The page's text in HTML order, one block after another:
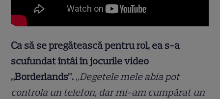
Ca să se pregătească pentru rol, ea s-a
scufundat întâi în jocurile video
„Borderlands”. „Degetele mele abia pot
controla un telefon, dar mi-am cumpărat un